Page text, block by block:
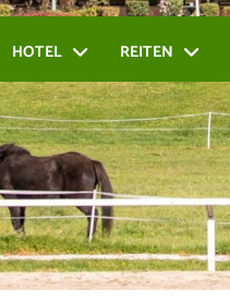
HOTEL Hotel -
REITEN